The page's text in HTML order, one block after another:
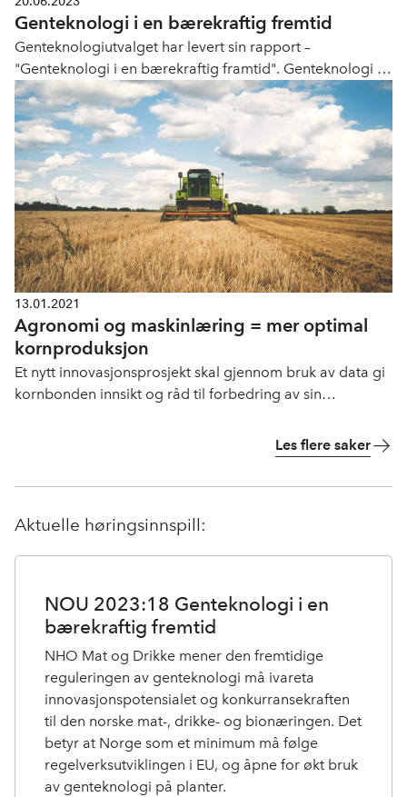
Genteknologi i en bærekraftig fremtid
Genteknologiutvalget har levert sin rapport –
"Genteknologi i en bærekraftig framtid". Genteknologi er
i svært rask utvikling, og utvalget har foretatt en bred
gjennomgang av ulike spørsmål rundt teknologi og
rammeverk.
13.01.2021
Agronomi og maskinlæring = mer optimal
kornproduksjon
Et nytt innovasjonsprosjekt skal gjennom bruk av data gi
kornbonden innsikt og råd til forbedring av sin
kornproduksjon med et redusert klimaavtrykk.Les flere saker
Aktuelle høringsinnspill:
NOU 2023:18 Genteknologi i en
bærekraftig fremtid
NHO Mat og Drikke mener den fremtidige
reguleringen av genteknologi må ivareta
innovasjonspotensialet og konkurransekraften
til den norske mat-, drikke- og bionæringen. Det
betyr at Norge som et minimum må følge
regelverksutviklingen i EU, og åpne for økt bruk
av genteknologi på planter.